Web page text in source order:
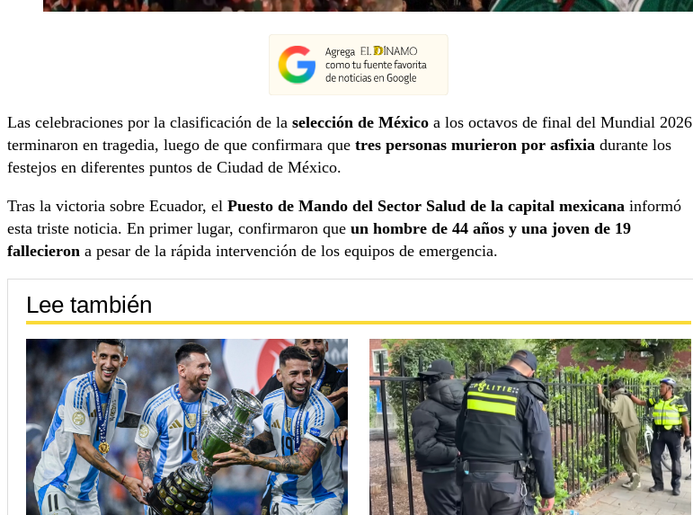
Las celebraciones por la clasificación de la selección de México a los octavos de final del Mundial 2026
terminaron en tragedia, luego de que confirmara que tres personas murieron por asfixia durante los
festejos en diferentes puntos de Ciudad de México.
Tras la victoria sobre Ecuador, el Puesto de Mando del Sector Salud de la capital mexicana informó
esta triste noticia. En primer lugar, confirmaron que un hombre de 44 años y una joven de 19
fallecieron a pesar de la rápida intervención de los equipos de emergencia.
Lee también